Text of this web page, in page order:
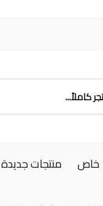
خاص منتجات جديدة